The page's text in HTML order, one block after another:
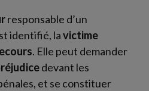
responsable d’un
identifié, lavictime
. Elle peut demander
devant les
et se constituer